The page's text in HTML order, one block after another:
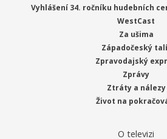
Vyhlášení 34. ročníku hudebních
WestCast
Za ušima
Západočeský
Zpravodajský
Zprávy
Ztráty a nálezy
Život na
O televizi